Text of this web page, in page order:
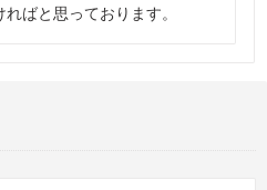
ばと思っております。